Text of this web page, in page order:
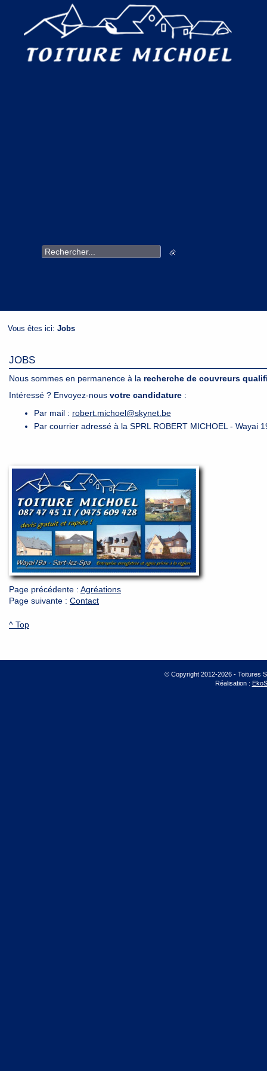
Vous êtes ici: Jobs
JOBS
Nous sommes en permanence à la recherche de couvreurs
Intéressé ? Envoyez-nous votre candidature :
Par mail : robert.michoel@skynet.be
Par courrier adressé à la SPRL ROBERT MICHOEL - Wayai
Page précédente : Agréations
Page suivante : Contact
^ Top
© Copyright 2012-2026 - Toitures
Réalisation :